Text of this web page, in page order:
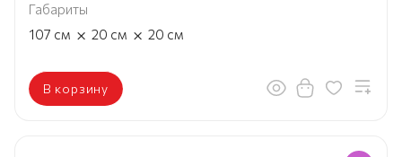
Габариты
107 см × 20 см × 20 см
В корзину